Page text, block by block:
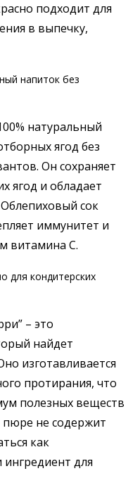
подходит для
в выпечку,
напиток без
натуральный
ягод без
Он сохраняет
ягод и обладает
сок
иммунитет и
витамина С.
для кондитерских
– это
найдет
изготавливается
протирания, что
полезных веществ
пюре не содержит
как
для